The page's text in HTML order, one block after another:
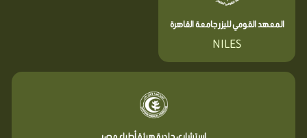
المعهد القومي لليزر جامعة القاهرة
NILES